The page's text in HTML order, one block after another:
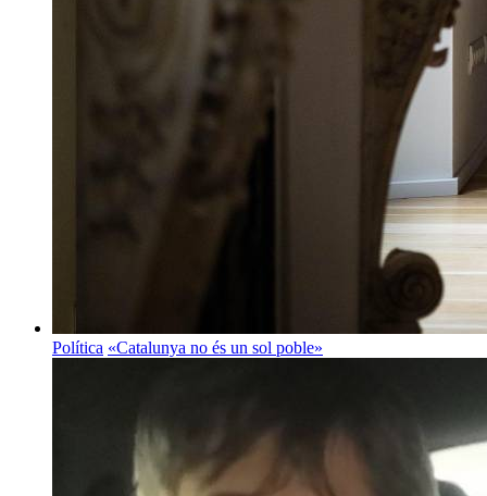
Política «Catalunya no és un sol poble»